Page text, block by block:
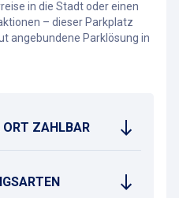
in die Stadt oder einen
– dieser Parkplatz
angebundene Parklösung in
ORT ZAHLBAR